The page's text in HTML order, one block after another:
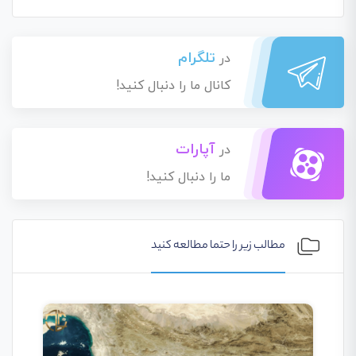
در تلگرام
کانال ما را دنبال کنید!
در آپارات
ما را دنبال کنید!
مطالب زیر را حتما مطالعه کنید